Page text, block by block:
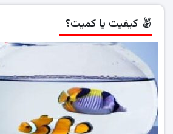
کیفیت یا کمیت؟